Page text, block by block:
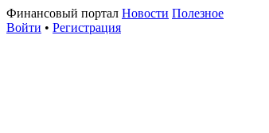
Финансовый портал Новости Полезное
Войти • Регистрация